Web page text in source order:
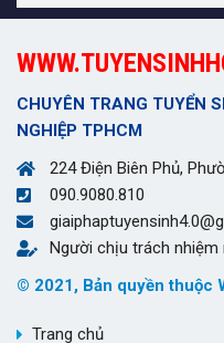
CHUYÊN TRANG TUYỂN
NGHIỆP TPHCM
224 Điện Biên Phủ,
090.9080.810
Người chịu trách nhiệm
© 2021, Bản quyền thuộc
Trang chủ